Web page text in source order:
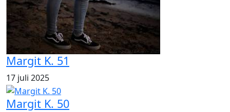
Margit K. 51
17 juli 2025
Margit K. 50